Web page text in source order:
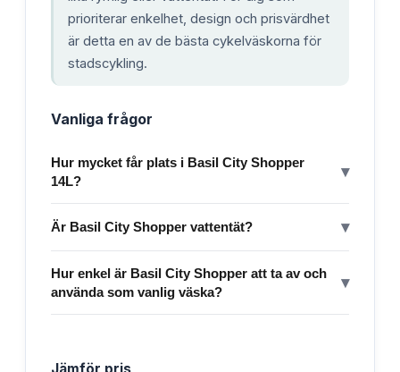
prioriterar enkelhet, design och prisvärdhet
är detta en av de bästa cykelväskorna för
stadscykling.
Vanliga frågor
Hur mycket får plats i Basil City Shopper
14L?
▾
Är Basil City Shopper vattentät? ▾
Hur enkel är Basil City Shopper att ta av och
använda som vanlig väska?
▾
Jämför pris